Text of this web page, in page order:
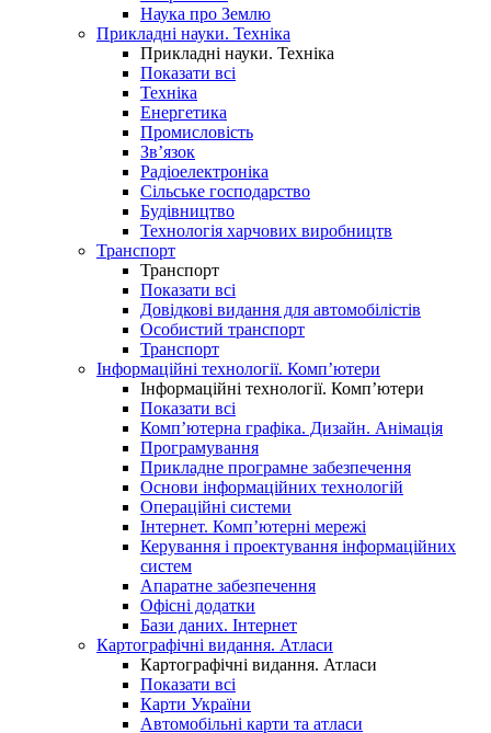
Наука про Землю
Прикладні науки. Техніка
Прикладні науки. Техніка
Показати всі
Техніка
Енергетика
Промисловість
Зв’язок
Радіоелектроніка
Сільське господарство
Будівництво
Технологія харчових виробництв
Транспорт
Транспорт
Показати всі
Довідкові видання для автомобілістів
Особистий транспорт
Транспорт
Інформаційні технології. Комп’ютери
Інформаційні технології. Комп’ютери
Показати всі
Комп’ютерна графіка. Дизайн. Анімація
Програмування
Прикладне програмне забезпечення
Основи інформаційних технологій
Операційні системи
Інтернет. Комп’ютерні мережі
Керування і проектування інформаційних
систем
Апаратне забезпечення
Офісні додатки
Бази даних. Інтернет
Картографічні видання. Атласи
Картографічні видання. Атласи
Показати всі
Карти України
Автомобільні карти та атласи